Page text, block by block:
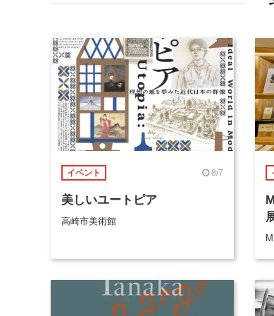
イベント 8/7
美しいユートピア
高崎市美術館